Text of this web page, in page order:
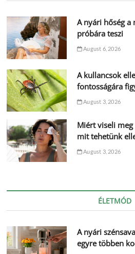
A nyári hőség
próbára teszi
August 6, 2026
A kullancsok
fontosságára
August 3, 2026
Miért viseli meg
mit tehetünk
August 3, 2026
ÉLETMÓD
A nyári
egyre többen